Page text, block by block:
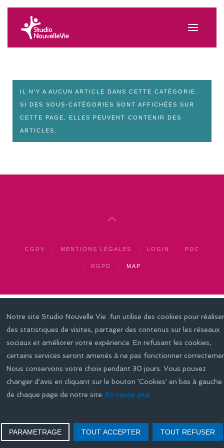
IL N'Y A AUCUN ARTICLE DANS CETTE CATÉGORIE.
SI DES SOUS-CATÉGORIES SONT AFFICHÉES SUR
CETTE PAGE, ELLES PEUVENT CONTENIR DES
ARTICLES.
CGDV MENTIONS LÉGALES LOGIN PDC
RGPD MAP
Notre site Studio Nouvelle Vie .fun utilise des cookies pour
des statistiques de visites, partager des contenus sur les réseaux
sociaux et améliorer votre expérience. En refusant les cookies,
certains services seront amenés à ne pas fonctionner
Nous conservons votre choix pendant 30 jours. Vous pouvez
changer d'avis en cliquant sur le bouton 'Cookies' en bas à gauche
de chaque page de notre site.En savoir plus
PARAMETRAGE TOUT ACCEPTER TOUT REFUSER